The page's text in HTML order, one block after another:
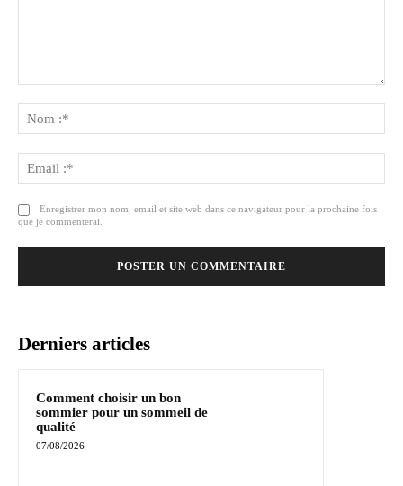
:
Enregistrer mon nom, email et site web dans ce navigateur pour la prochaine fois
que je commenterai.
Derniers articles
Comment choisir un bon
sommier pour un sommeil de
qualité
07/08/2026